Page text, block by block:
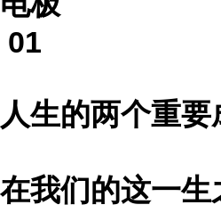
01
人生的两个重要
在我们的这一